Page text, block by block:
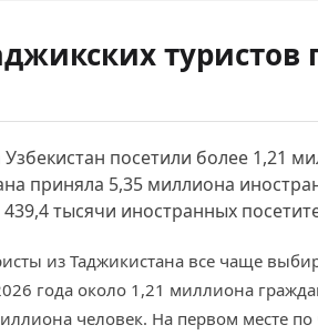
туристов
посетили более 1,21
приняла 5,35 миллиона
тысячи иностранных
из Таджикистана все чаще
года около 1,21 миллиона
человек. На первом месте